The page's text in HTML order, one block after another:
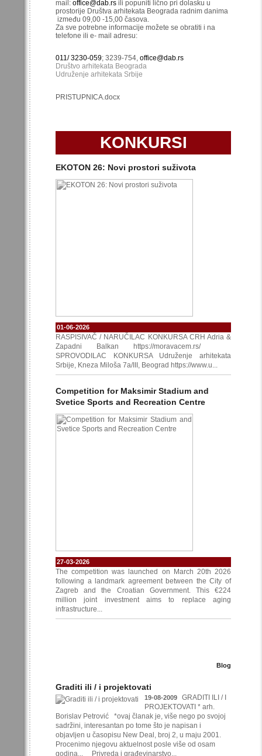
mail: office@dab.rs ili popuniti lično pri dolasku u
prostorije Društva arhitekata Beograda radnim danima
između 09,00 -15,00 časova.
Za sve potrebne informacije možete se obratiti i na
telefone ili e- mail adresu:
011/ 3230-059; 3239-754, office@dab.rs
Društvo arhitekata Beograda
Udruženje arhitekata Srbije
PRISTUPNICA.docx
KONKURSI
EKOTON 26: Novi prostori suživota
01-06-2026
RASPISIVAČ / NARUČILAC KONKURSA CRH Adria &
Zapadni Balkan https://moravacem.rs/
SPROVODILAC KONKURSA Udruženje arhitekata
Srbije, Kneza Miloša 7a/III, Beograd https://www.u...
Competition for Maksimir Stadium and
Svetice Sports and Recreation Centre
27-03-2026
The competition was launched on March 20th 2026
following a landmark agreement between the City of
Zagreb and the Croatian Government. This €224
million joint investment aims to replace aging
infrastructure...
Blog
Graditi ili / i projektovati
19-08-2009
GRADITI ILI / I
PROJEKTOVATI * arh.
Borislav Petrović *ovaj članak je, više nego po svojoj
sadržini, interesantan po tome što je napisan i
objavljen u časopisu New Deal, broj 2, u maju 2001.
Procenimo njegovu aktuelnost posle više od osam
godina... Privreda i građevinarstvo...